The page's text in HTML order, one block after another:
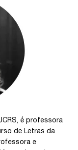
é professora
de Letras da
e